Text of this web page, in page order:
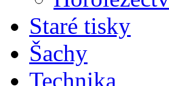
Staré tisky
Šachy
Technika